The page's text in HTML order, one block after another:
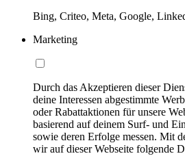
Bing, Criteo, Meta, Google,
Marketing
Durch das Akzeptieren dieser
deine Interessen abgestimmte
oder Rabattaktionen für unsere
basierend auf deinem Surf- und
sowie deren Erfolge messen. Mit
wir auf dieser Webseite folgende